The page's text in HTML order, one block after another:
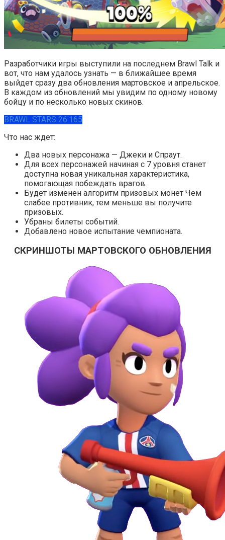
Разработчики игры выступили на последнем Brawl Talk и
вот, что нам удалось узнать — в ближайшее время
выйдет сразу два обновления мартовское и апрельское.
В каждом из обновлений мы увидим по одному новому
бойцу и по несколько новых скинов.
BRAWL STARS 26.165
Что нас ждет:
Два новых персонажа — Джеки и Спраут.
Для всех персонажей начиная с 7 уровня станет
доступна новая уникальная характеристика,
помогающая побеждать врагов.
Будет изменен алгоритм призовых монет Чем
слабее противник, тем меньше вы получите
призовых.
Убраны билеты событий.
Добавлено новое испытание чемпионата.
СКРИНШОТЫ МАРТОВСКОГО ОБНОВЛЕНИЯ